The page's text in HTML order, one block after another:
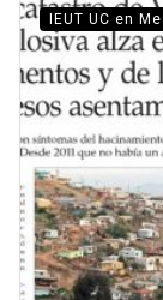
IEUT UC en